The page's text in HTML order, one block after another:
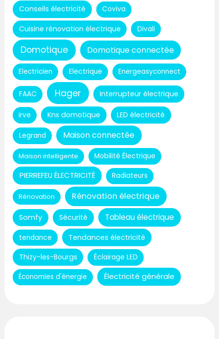
Conseils électricité Coviva
Cuisine rénovation électrique Divali
Domotique Domotique connectée
Electricien Electrique Energeasyconnect
FAAC Hager Interrupteur électrique
irve Knx domotique LED électricité
Legrand Maison connectée
Maison intelligente Mobilité Électrique
PIERREFEU ÉLECTRICITÉ Radiateurs
Rénovation Rénovation électrique
Somfy Sécurité Tableau électrique
tendance Tendances électricité
Thizy-les-Bourgs Éclairage LED
Économies d'énergie Électricité générale